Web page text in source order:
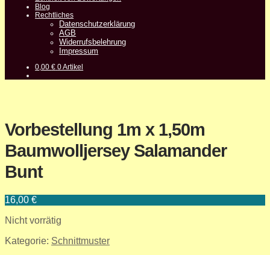
Blog
Rechtliches
Datenschutzerklärung
AGB
Widerrufsbelehrung
Impressum
0,00€ 0 Artikel
Vorbestellung 1m x 1,50m
Baumwolljersey Salamander
Bunt
16,00 €
Nicht vorrätig
Kategorie: Schnittmuster